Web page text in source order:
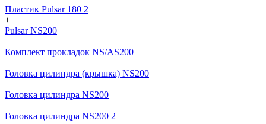
Пластик Pulsar 180 2
+
Pulsar NS200
Комплект прокладок NS/AS200
Головка цилиндра (крышка) NS200
Головка цилиндра NS200
Головка цилиндра NS200 2